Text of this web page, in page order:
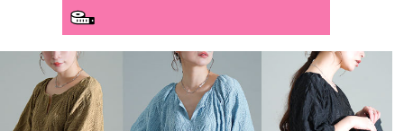
分かりやすいサイズガイド>>